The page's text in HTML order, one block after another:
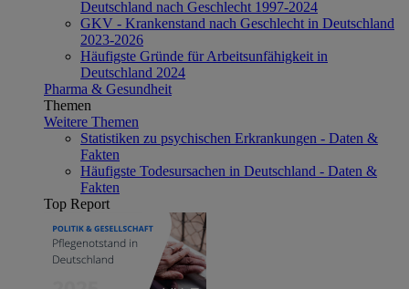
Deutschland nach Geschlecht 1997-2024
GKV - Krankenstand nach Geschlecht in Deutschland
2023-2026
Häufigste Gründe für Arbeitsunfähigkeit in
Deutschland 2024
Pharma & Gesundheit
Themen
Weitere Themen
Statistiken zu psychischen Erkrankungen - Daten &
Fakten
Häufigste Todesursachen in Deutschland - Daten &
Fakten
Top Report